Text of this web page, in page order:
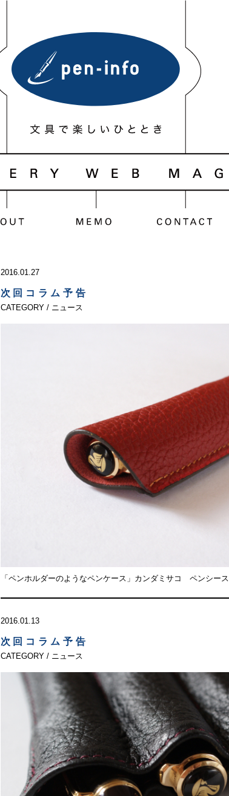
2016.01.27
次回コラム予告
CATEGORY / ニュース
「ペンホルダーのようなペンケース」カンダミサコ ペンシース
2016.01.13
次回コラム予告
CATEGORY / ニュース